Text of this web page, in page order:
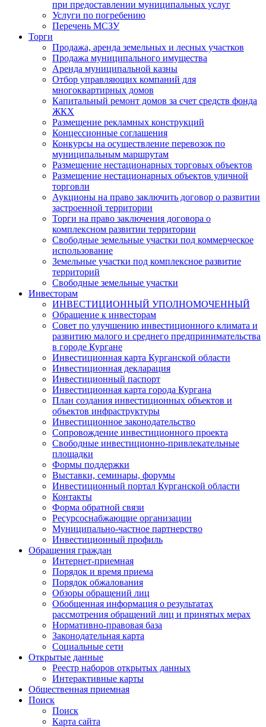
при предоставлении муниципальных услуг
Услуги по погребению
Перечень МСЗУ
Торги
Продажа, аренда земельных и лесных участков
Продажа муниципального имущества
Аренда муниципальной казны
Отбор управляющих компаний для
многоквартирных домов
Капитальный ремонт домов за счет средств фонда
ЖКХ
Размещение рекламных конструкций
Концессионные соглашения
Конкурсы на осуществление перевозок по
муниципальным маршрутам
Размещение нестационарных торговых объектов
Размещение нестационарных объектов уличной
торговли
Аукционы на право заключить договор о развитии
застроенной территории
Торги на право заключения договора о
комплексном развитии территории
Свободные земельные участки под коммерческое
использование
Земельные участки под комплексное развитие
территорий
Свободные земельные участки
Инвесторам
ИНВЕСТИЦИОННЫЙ УПОЛНОМОЧЕННЫЙ
Обращение к инвесторам
Совет по улучшению инвестиционного климата и
развитию малого и среднего предпринимательства
в городе Кургане
Инвестиционная карта Курганской области
Инвестиционная декларация
Инвестиционный паспорт
Инвестиционная карта города Кургана
План создания инвестиционных объектов и
объектов инфраструктуры
Инвестиционное законодательство
Сопровождение инвестиционного проекта
Свободные инвестиционно-привлекательные
площадки
Формы поддержки
Выставки, семинары, форумы
Инвестиционный портал Курганской области
Контакты
Форма обратной связи
Ресурсоснабжающие организации
Муниципально-частное партнерство
Инвестиционный профиль
Обращения граждан
Интернет-приемная
Порядок и время приема
Порядок обжалования
Обзоры обращений лиц
Обобщенная информация о результатах
рассмотрения обращений лиц и принятых мерах
Нормативно-правовая база
Законодательная карта
Социальные сети
Открытые данные
Реестр наборов открытых данных
Интерактивные карты
Общественная приемная
Поиск
Поиск
Карта сайта